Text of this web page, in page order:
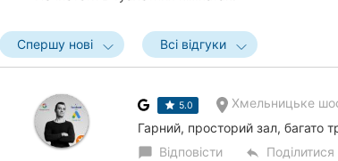
Спершу нові Всі відгуки
5.0 Хмельницьке
Гарний, просторий зал, багато
chat_bubble Відповісти reply Поділитися